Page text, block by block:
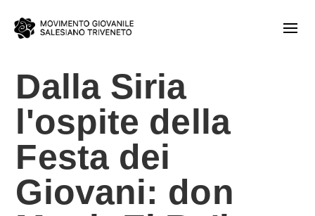
Dalla Siria
l'ospite della
Festa dei
Giovani: don